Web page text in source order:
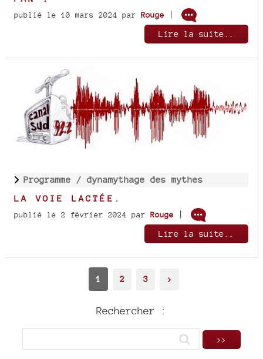
publié le 10 mars 2024 par Rouge
|
Lire la suite..
Programme / dynamythage des mythes
LA VOIE LACTÉE.
publié le 2 février 2024 par Rouge
|
Lire la suite..
1 2 3 >
Rechercher :